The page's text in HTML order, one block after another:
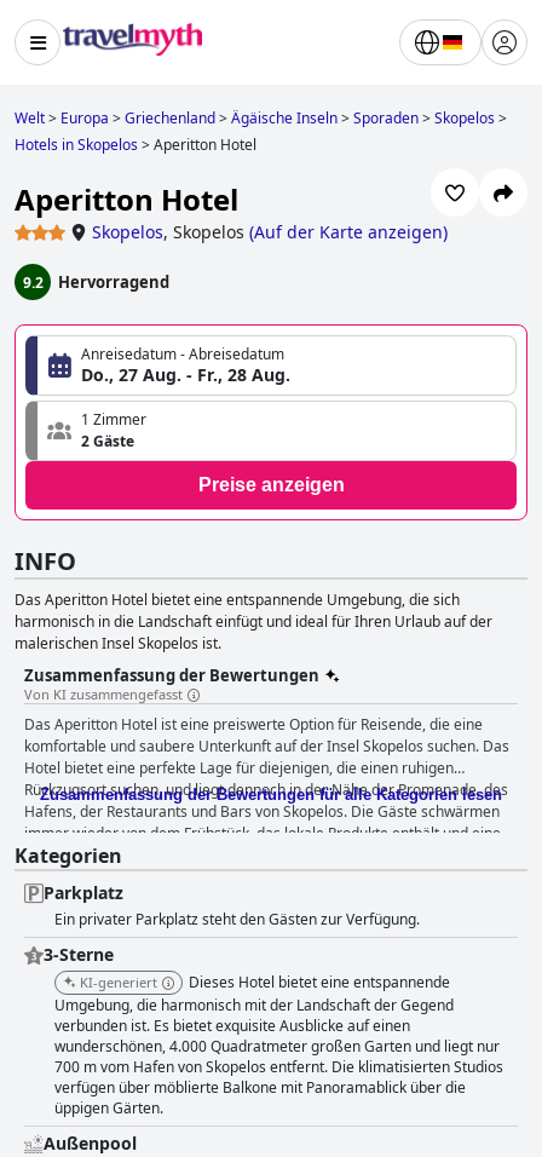
Welt> Europa >Griechenland>Ägäische Inseln>Sporaden>Skopelos>
Hotels in Skopelos>Aperitton Hotel
Aperitton Hotel
Skopelos, Skopelos (Auf der Karte anzeigen)
9.2 Hervorragend
Anreisedatum - Abreisedatum
Do., 27 Aug. - Fr., 28 Aug.
1 Zimmer
2 Gäste
Preise anzeigen
INFO
Das Aperitton Hotel bietet eine entspannende Umgebung, die sich
harmonisch in die Landschaft einfügt und ideal für Ihren Urlaub auf der
malerischen Insel Skopelos ist.
Zusammenfassung der Bewertungen
Von KI zusammengefasst
Das Aperitton Hotel ist eine preiswerte Option für Reisende, die eine
komfortable und saubere Unterkunft auf der Insel Skopelos suchen. Das
Hotel bietet eine perfekte Lage für diejenigen, die einen ruhigen
Rückzugsort suchen, und liegt dennoch in der Nähe der Promenade, des
Hafens, der Restaurants und Bars von Skopelos. Die Gäste schwärmen
immer wieder von dem Frühstück, das lokale Produkte enthält und eine
große Auswahl an Speisen bereithält. Die sehr komfortablen und
geräumigen Zimmer des Hotels gehören zu den saubersten und
geräumigsten, die die Gäste auf ihren Reisen kennengelernt haben, und
bieten vom Balkon aus einen herrlichen Blick auf das Meer und die
Berge. Das Aperitton Hotel rühmt sich auch einer außergewöhnlichen
Sauberkeit. Die Gäste loben die makellosen Zimmer und die strahlend
weißen Laken und Handtücher des Hotels. Das Personal ist wirklich
außergewöhnlich und viele Gäste loben seine Freundlichkeit und
Hilfsbereitschaft. Der Außenpool des Hotels ist ein absolutes Muss
während Ihres Aufenthalts. Gäste beschreiben ihn als erstaunlich, schön
und perfekt für ein erfrischendes Bad oder einen gemütlichen Drink am
Nachmittag. Alles in allem ist das Aperitton Hotel ein elegantes,
sympathisches und perfektes Hotel mit einem Sauberkeitsgrad, der über
jeden Zweifel erhaben ist.
Zusammenfassung der Bewertungen für alle Kategorien lesen
Kategorien
Parkplatz
Ein privater Parkplatz steht den Gästen zur Verfügung.
3-Sterne
KI-generiert
Dieses Hotel bietet eine entspannende
Umgebung, die harmonisch mit der Landschaft der Gegend
verbunden ist. Es bietet exquisite Ausblicke auf einen
wunderschönen, 4.000 Quadratmeter großen Garten und liegt nur
700 m vom Hafen von Skopelos entfernt. Die klimatisierten Studios
verfügen über möblierte Balkone mit Panoramablick über die
üppigen Gärten.
Außenpool